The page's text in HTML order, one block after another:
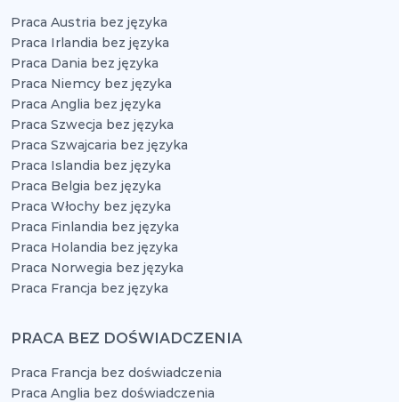
Praca Austria bez języka
Praca Irlandia bez języka
Praca Dania bez języka
Praca Niemcy bez języka
Praca Anglia bez języka
Praca Szwecja bez języka
Praca Szwajcaria bez języka
Praca Islandia bez języka
Praca Belgia bez języka
Praca Włochy bez języka
Praca Finlandia bez języka
Praca Holandia bez języka
Praca Norwegia bez języka
Praca Francja bez języka
PRACA BEZ DOŚWIADCZENIA
Praca Francja bez doświadczenia
Praca Anglia bez doświadczenia